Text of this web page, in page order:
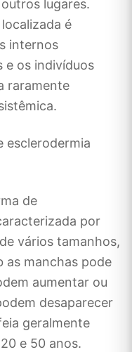
lugares.
é
internos
e os indivíduos
raramente
esclerodermia
de
por
vários tamanhos,
as manchas pode
aumentar ou
desaparecer
geralmente
e 50 anos.